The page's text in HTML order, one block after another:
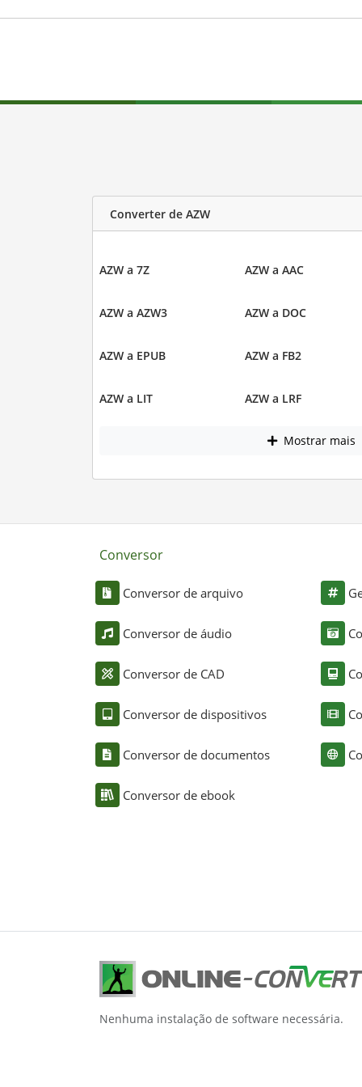
Converter de AZW
AZW a 7Z AZW a AAC
AZW a AZW3 AZW a DOC
AZW a EPUB AZW a FB2
AZW a LIT AZW a LRF
Mostrar mais
Conversor
Conversor de arquivo
Conversor de áudio
Conversor de CAD
Conversor de dispositivos
Conversor de documentos
Conversor de ebook
Nenhuma instalação de software necessária.